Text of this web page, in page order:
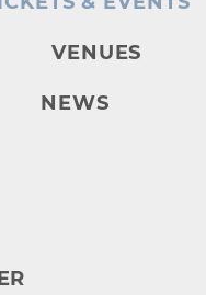
VENUES
NEWS